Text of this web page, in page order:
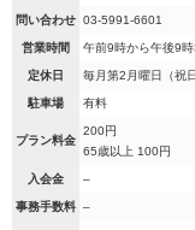
問い合わせ 03-5991-6601
営業時間 午前9時から午後9
定休日 毎月第2月曜日（祝
駐車場 有料
プラン料金
200円
65歳以上 100円
入会金 –
事務手数料 –